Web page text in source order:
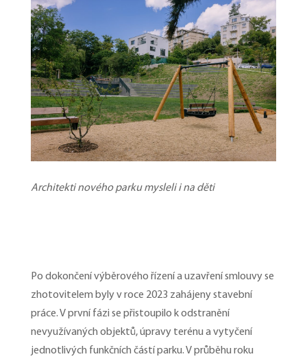
Architekti nového parku mysleli i na děti
Po dokončení výběrového řízení a uzavření smlouvy se
zhotovitelem byly v roce 2023 zahájeny stavební
práce. V první fázi se přistoupilo k odstranění
nevyužívaných objektů, úpravy terénu a vytyčení
jednotlivých funkčních částí parku. V průběhu roku